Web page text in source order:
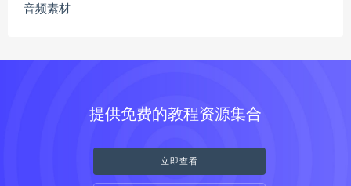
音频素材
提供免费的教程资源集合
立即查看